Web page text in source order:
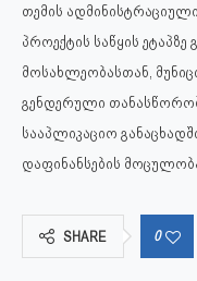
თემის
პროექტის საწყის
მოსახლეობასთან,
გენდერული
სააპლიკაციო
დაფინანსების
SHARE 0